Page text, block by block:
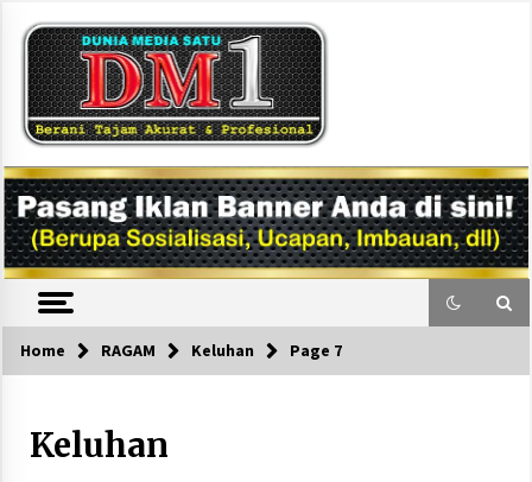
content
DM1
Home RAGAM Keluhan Page 7
Keluhan